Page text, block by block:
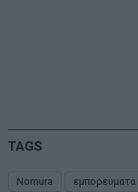
TAGS
Nomura εμπορευματα